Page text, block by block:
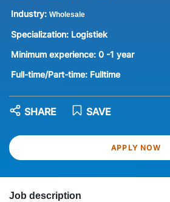
Industry: Wholesale
Specialization: Logistiek
Minimum experience: 0 -1 year
Full-time/Part-time: Fulltime
APPLY NOW
SAVE
SHARE
Job description